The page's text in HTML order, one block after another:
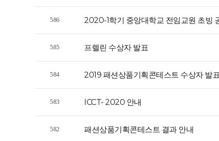
586 2020-1학기 중앙대학교 전임교원 초빙
585 프렐린 수상자 발표
584 2019 패션상품기획콘테스트 수상자 발
583 ICCT- 2020 안내
582 패션상품기획콘테스트 결과 안내